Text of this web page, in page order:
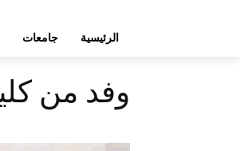
الرئيسية جامعات
وفد من